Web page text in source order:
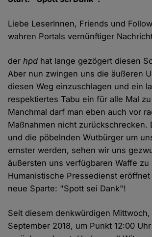
Liebe LeserInnen, Friends und
wahren Portals vernünftiger
derhpd hat lange gezögert diesen
Aber nun zwingen uns die äußeren
diesen Weg einzuschlagen und ein
respektiertes Tabu ein für alle Mal
Manchmal darf man eben auch vor
Maßnahmen nicht zurückschrecken.
und die pöbelnden Wutbürger um
ernster werden, sehen wir uns
äußersten uns verfügbaren Waffe
Humanistische Pressedienst
neue Sparte: "Spott sei Dank"!
Seit diesem denkwürdigen Mittwoch,
September 2018, um Punkt 12:00